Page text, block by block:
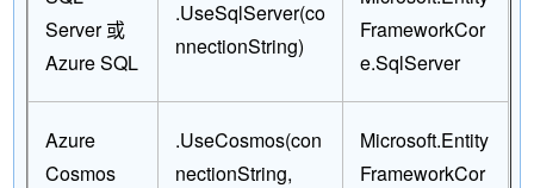
Server 或
Azure SQL
.UseSqlServer(co
nnectionString)
FrameworkCor
e.SqlServer
Azure
Cosmos
.UseCosmos(con
nectionString,
Microsoft.Entity
FrameworkCor